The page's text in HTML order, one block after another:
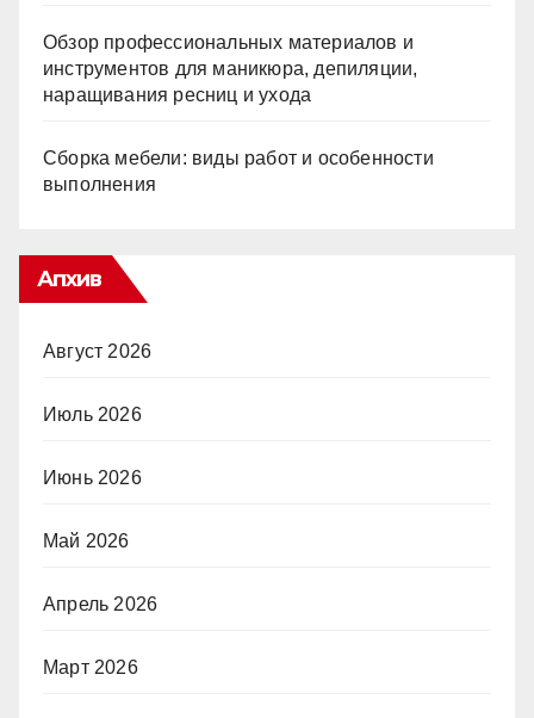
Обзор профессиональных материалов и
инструментов для маникюра, депиляции,
наращивания ресниц и ухода
Сборка мебели: виды работ и особенности
выполнения
Апхив
Август 2026
Июль 2026
Июнь 2026
Май 2026
Апрель 2026
Март 2026